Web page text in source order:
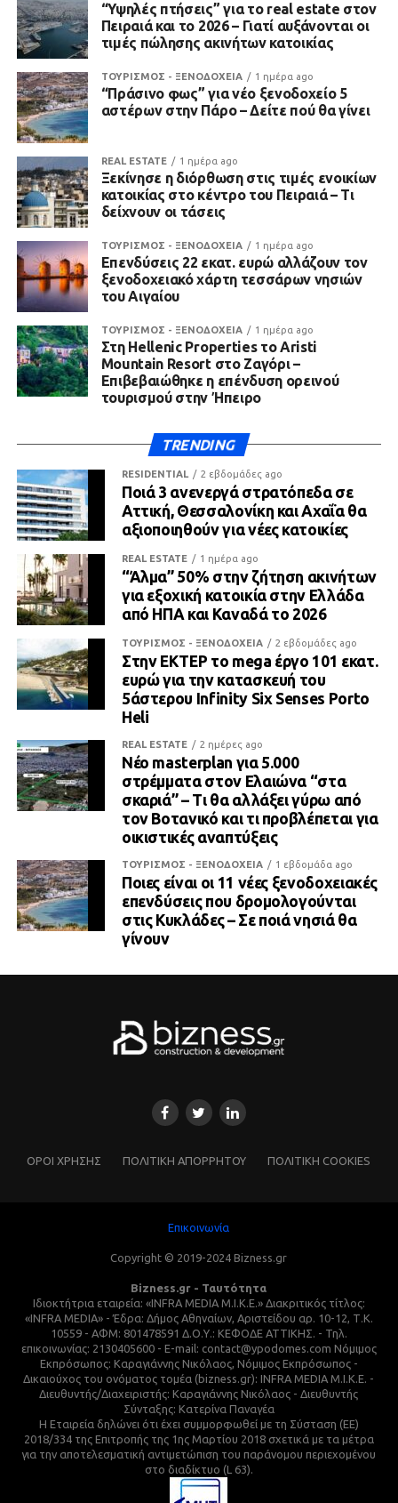
“Υψηλές πτήσεις” για το real estate στον
Πειραιά και το 2026 – Γιατί αυξάνονται οι
τιμές πώλησης ακινήτων κατοικίας
ΤΟΥΡΙΣΜΟΣ - ΞΕΝΟΔΟΧΕΙΑ 1 ημέρα ago
“Πράσινο φως” για νέο ξενοδοχείο 5
αστέρων στην Πάρο – Δείτε πού θα γίνει
REAL ESTATE 1 ημέρα ago
Ξεκίνησε η διόρθωση στις τιμές ενοικίων
κατοικίας στο κέντρο του Πειραιά – Τι
δείχνουν οι τάσεις
ΤΟΥΡΙΣΜΟΣ - ΞΕΝΟΔΟΧΕΙΑ 1 ημέρα ago
Επενδύσεις 22 εκατ. ευρώ αλλάζουν τον
ξενοδοχειακό χάρτη τεσσάρων νησιών
του Αιγαίου
ΤΟΥΡΙΣΜΟΣ - ΞΕΝΟΔΟΧΕΙΑ 1 ημέρα ago
Στη Hellenic Properties το Aristi
Mountain Resort στο Ζαγόρι –
Επιβεβαιώθηκε η επένδυση ορεινού
τουρισμού στην Ήπειρο
TRENDING
RESIDENTIAL 2 εβδομάδες ago
Ποιά 3 ανενεργά στρατόπεδα σε
Αττική, Θεσσαλονίκη και Αχαΐα θα
αξιοποιηθούν για νέες κατοικίες
REAL ESTATE 1 ημέρα ago
“Άλμα” 50% στην ζήτηση ακινήτων
για εξοχική κατοικία στην Ελλάδα
από ΗΠΑ και Καναδά το 2026
ΤΟΥΡΙΣΜΟΣ - ΞΕΝΟΔΟΧΕΙΑ 2 εβδομάδες ago
Στην ΕΚΤΕΡ το mega έργο 101 εκατ.
ευρώ για την κατασκευή του
5άστερου Infinity Six Senses Porto
Heli
REAL ESTATE 2 ημέρες ago
Νέο masterplan για 5.000
στρέμματα στον Ελαιώνα “στα
σκαριά” – Τι θα αλλάξει γύρω από
τον Βοτανικό και τι προβλέπεται για
οικιστικές αναπτύξεις
ΤΟΥΡΙΣΜΟΣ - ΞΕΝΟΔΟΧΕΙΑ 1 εβδομάδα ago
Ποιες είναι οι 11 νέες ξενοδοχειακές
επενδύσεις που δρομολογούνται
στις Κυκλάδες – Σε ποιά νησιά θα
γίνουν
ΌΡΟΙ ΧΡΗΣΗΣ ΠΟΛΙΤΙΚΗ ΑΠΟΡΡΗΤΟΥ ΠΟΛΙΤΙΚΗ COOKIES
Επικοινωνία
Copyright © 2019-2024 Bizness.gr
Bizness.gr - Ταυτότητα
Ιδιοκτήτρια εταιρεία: «INFRA MEDIA M.I.K.E.» Διακριτικός τίτλος:
«INFRA MEDIA» - Έδρα: Δήμος Αθηναίων, Αριστείδου αρ. 10-12, Τ.Κ.
10559 - ΑΦΜ: 801478591 Δ.Ο.Υ.: ΚΕΦΟΔΕ ΑΤΤΙΚΗΣ. - Τηλ.
επικοινωνίας: 2130405600 - E-mail: contact@ypodomes.com Νόμιμος
Εκπρόσωπος: Καραγιάννης Νικόλαος, Νόμιμος Εκπρόσωπος -
Δικαιούχος του ονόματος τομέα (bizness.gr): INFRA MEDIA M.I.K.E. -
Διευθυντής/Διαχειριστής: Καραγιάννης Νικόλαος - Διευθυντής
Σύνταξης: Κατερίνα Παναγέα
Η Εταιρεία δηλώνει ότι έχει συμμορφωθεί με τη Σύσταση (ΕΕ)
2018/334 της Επιτροπής της 1ης Μαρτίου 2018 σχετικά με τα μέτρα
για την αποτελεσματική αντιμετώπιση του παράνομου περιεχομένου
στο διαδίκτυο (L 63).